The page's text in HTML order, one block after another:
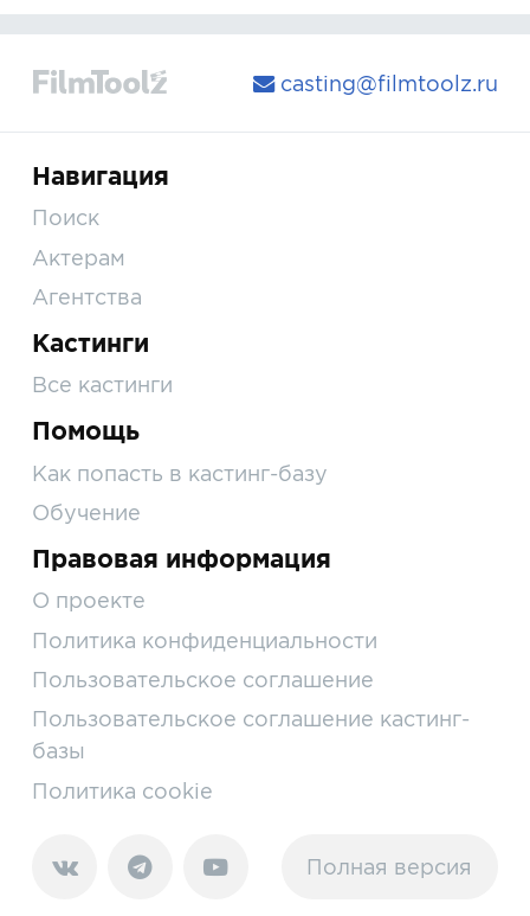
casting@filmtoolz.ru
Навигация
Поиск
Актерам
Агентства
Кастинги
Все кастинги
Помощь
Как попасть в кастинг-базу
Обучение
Правовая информация
О проекте
Политика конфиденциальности
Пользовательское соглашение
Пользовательское соглашение кастинг-
базы
Политика cookie
Полная версия